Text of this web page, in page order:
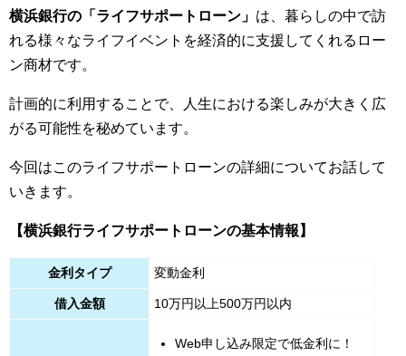
横浜銀行の「ライフサポートローン」 は、暮らしの中で訪
れる様々なライフイベントを経済的に支援してくれるロー
ン商材です。
計画的に利用することで、人生における楽しみが大きく広
がる可能性を秘めています。
今回はこのライフサポートローンの詳細についてお話して
いきます。
【横浜銀行ライフサポートローンの基本情報】
金利タイプ 変動金利
借入金額 10万円以上500万円以内
Web申し込み限定で低金利に！